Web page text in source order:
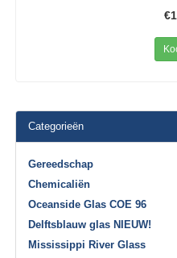
Categorieën
Gereedschap
Chemicaliën
Oceanside Glas COE 96
Delftsblauw glas NIEUW!
Mississippi River Glass